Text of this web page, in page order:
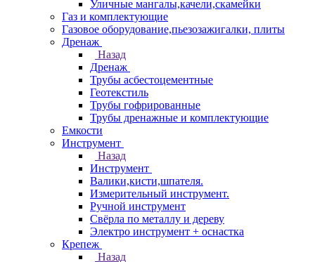
Уличные мангалы,качели,скамейки
Газ и комплектующие
Газовое оборудование,пьезозажигалки, плиты
Дренаж
Назад
Дренаж
Трубы асбестоцементные
Геотекстиль
Трубы гофрированные
Трубы дренажные и комплектующие
Емкости
Инструмент
Назад
Инструмент
Валики,кисти,шпателя.
Измерительный инструмент.
Ручной инструмент
Свёрла по металлу и дереву
Электро инструмент + оснастка
Крепеж
Назад